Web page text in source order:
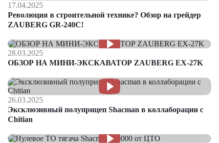
17.04.2025
Революция в строительной технике? Обзор на грейдер
ZAUBERG GR-240C!
28.03.2025
ОБЗОР НА МИНИ-ЭКСКАВАТОР ZAUBERG EX-27K
26.03.2025
Эксклюзивный полуприцеп Shacman в коллаборации с
Chitian